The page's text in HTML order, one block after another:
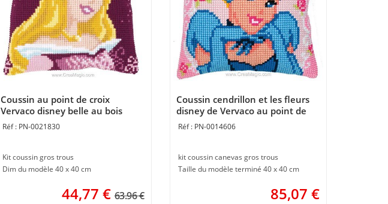
Coussin au point de croix
Vervaco disney belle au bois
dormant
PN-0021830
Kit coussin gros trous
Dim du modèle 40 x 40 cm
44,77 € 63.96 €
Coussin cendrillon et les fleurs
disney de Vervaco au point de
croixPN-0014606
kit coussin canevas gros trous
Taille du modèle terminé 40 x 40 cm
85,07 €